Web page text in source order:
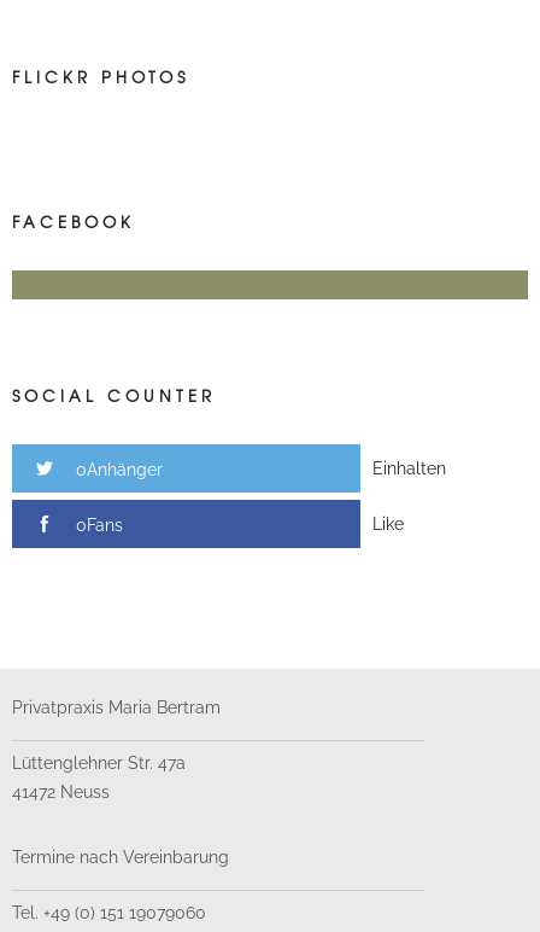
FLICKR PHOTOS
FACEBOOK
SOCIAL COUNTER
0Anhänger Einhalten
0Fans Like
Privatpraxis Maria Bertram
Lüttenglehner Str. 47a
41472 Neuss
Termine nach Vereinbarung
Tel. +49 (0) 151 19079060